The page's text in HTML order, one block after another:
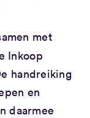
met
Inkoop
handreiking
en
daarmee